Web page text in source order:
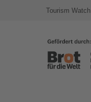
Tourism Watch